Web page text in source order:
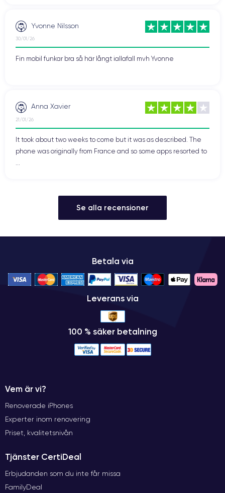
Yvonne Nilsson
30/01/26
Fin mobil funkar bra så här långt iallafall mvh Yvonne
Anna Xavier
21/01/26
It took about two weeks to come but it was as described. The
phone was originally from France and so some apps resorted to
Se alla recensioner
Betala via
Leverans via
100 % säker betalning
Vem är vi?
Renoverade iPhones
Experter inom renovering
Priset, kvalitetsnivån
Tjänster CertiDeal
Erbjudanden som du inte får missa
FamilyDeal